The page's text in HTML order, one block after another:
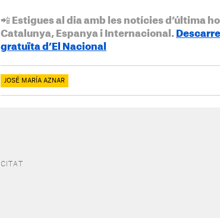
📲 Estigues al dia amb les notícies d’última
Catalunya, Espanya i Internacional.
gratuïta d’El Nacional
JOSÉ MARÍA AZNAR